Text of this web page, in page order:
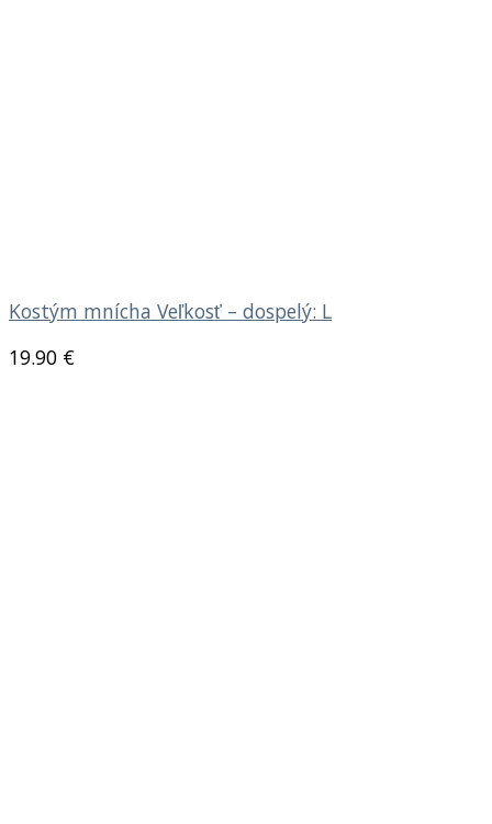
Kostým mnícha Veľkosť – dospelý: L
19.90 €